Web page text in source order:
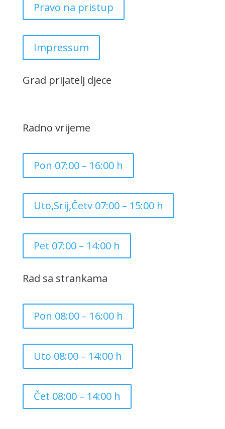
Pravo na pristup
Impressum
Grad prijatelj djece
Radno vrijeme
Pon 07:00 – 16:00 h
Uto,Srij,Četv 07:00 – 15:00 h
Pet 07:00 – 14:00 h
Rad sa strankama
Pon 08:00 – 16:00 h
Uto 08:00 – 14:00 h
Čet 08:00 – 14:00 h